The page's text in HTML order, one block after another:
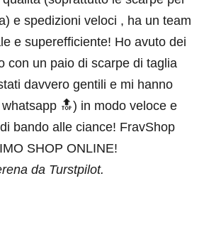
e spedizioni veloci , ha un team
e superefficiente! Ho avuto dei
con un paio di scarpe di taglia
davvero gentili e mi hanno
🔝) in modo veloce e
bando alle ciance! FravShop
SHOP ONLINE!
da Turstpilot.